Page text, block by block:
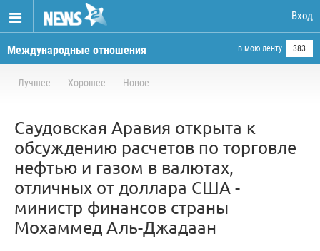
Вход
Международные отношения в мою ленту 383
Лучшее Хорошее Новое
Саудовская Аравия открыта к
обсуждению расчетов по торговле
нефтью и газом в валютах,
отличных от доллара США -
министр финансов страны
Мохаммед Аль-Джадаан